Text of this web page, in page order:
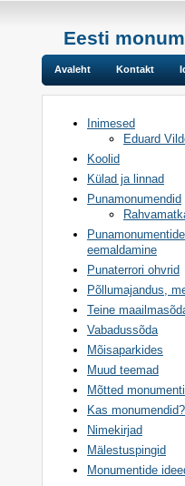
Eesti
Avaleht Kontakt
Inimesed
Eduard
Koolid
Külad ja linnad
Punamonumendid
Punamonumentide
eemaldamine
Punaterrori ohvrid
Põllumajandus,
Teine
Vabadussõda
Mõisaparkides
Muud teemad
Mõtted
Kas monumendid?
Nimekirjad
Mälestuspingid
Monumentide